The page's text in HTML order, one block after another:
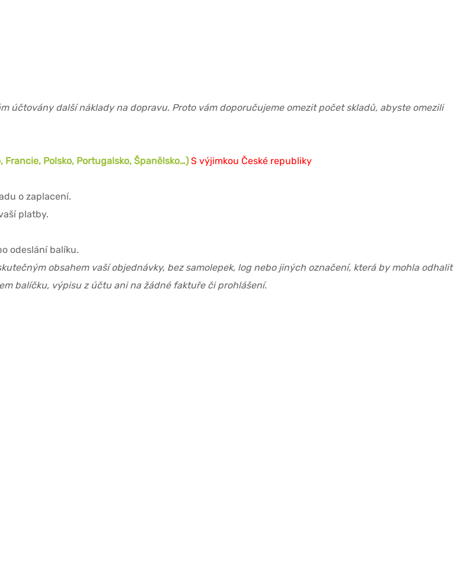
účtovány další náklady na dopravu. Proto vám doporučujeme omezit počet skladů, abyste omezili
Polsko, Portugalsko, Španělsko…)S výjimkou České republiky
o zaplacení.
platby.
odeslání balíku.
obsahem vaší objednávky, bez samolepek, log nebo jiných označení, která by mohla odhalit
balíčku, výpisu z účtu ani na žádné faktuře či prohlášení.